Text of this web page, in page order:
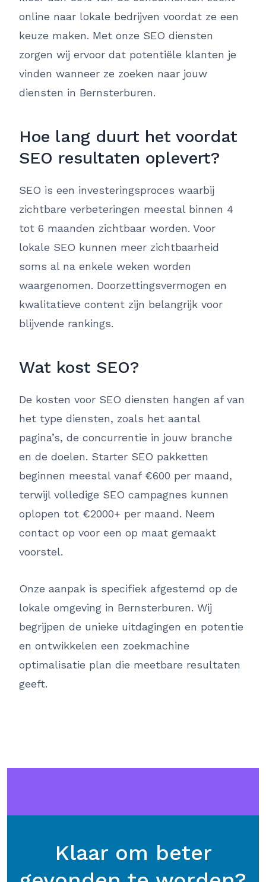
online naar lokale bedrijven voordat ze een
keuze maken. Met onze SEO diensten
zorgen wij ervoor dat potentiële klanten je
vinden wanneer ze zoeken naar jouw
diensten in Bernsterburen.
Hoe lang duurt het voordat
SEO resultaten oplevert?
SEO is een investeringsproces waarbij
zichtbare verbeteringen meestal binnen 4
tot 6 maanden zichtbaar worden. Voor
lokale SEO kunnen meer zichtbaarheid
soms al na enkele weken worden
waargenomen. Doorzettingsvermogen en
kwalitatieve content zijn belangrijk voor
blijvende rankings.
Wat kost SEO?
De kosten voor SEO diensten hangen af van
het type diensten, zoals het aantal
pagina’s, de concurrentie in jouw branche
en de doelen. Starter SEO pakketten
beginnen meestal vanaf €600 per maand,
terwijl volledige SEO campagnes kunnen
oplopen tot €2000+ per maand. Neem
contact op voor een op maat gemaakt
voorstel.
Onze aanpak is specifiek afgestemd op de
lokale omgeving in Bernsterburen. Wij
begrijpen de unieke uitdagingen en potentie
en ontwikkelen een zoekmachine
optimalisatie plan die meetbare resultaten
geeft.
Klaar om beter